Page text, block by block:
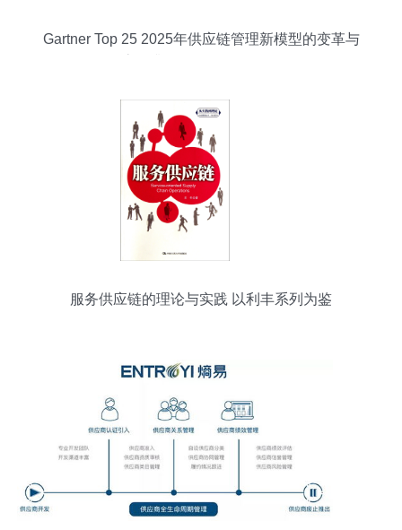
Gartner Top 25 2025年供应链管理新模型的变革与
服务供应链的理论与实践 以利丰系列为鉴